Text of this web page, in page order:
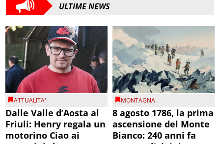
ULTIME NEWS
ATTUALITA'
Dalle Valle d’Aosta al
Friuli: Henry regala un
motorino Ciao ai
MONTAGNA
8 agosto 1786, la prima
ascensione del Monte
Bianco: 240 anni fa